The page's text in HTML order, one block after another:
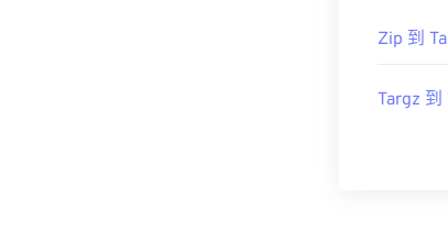
Zip 到
Targz 到